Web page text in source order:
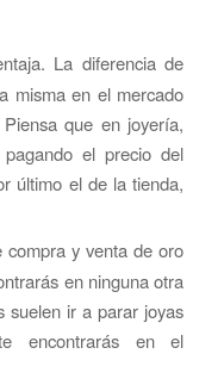
La diferencia de
misma en el mercado
que en joyería,
el precio del
último el de la tienda,
y venta de oro
en ninguna otra
suelen ir a parar joyas
encontrarás en el